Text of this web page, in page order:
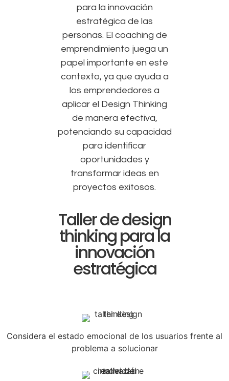
para la innovación
estratégica de las
personas. El coaching de
emprendimiento juega un
papel importante en este
contexto, ya que ayuda a
los emprendedores a
aplicar el Design Thinking
de manera efectiva,
potenciando su capacidad
para identificar
oportunidades y
transformar ideas en
proyectos exitosos.
Taller de design
thinking para la
innovación
estratégica
Considera el estado emocional de los usuarios frente al
problema a solucionar